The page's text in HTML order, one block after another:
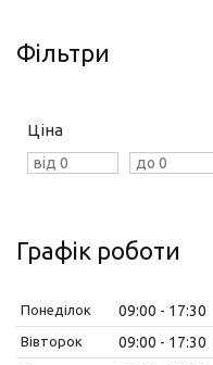
Фільтри
Ціна
Графік роботи
Понеділок 09:00 17:30
Вівторок 09:00 17:30